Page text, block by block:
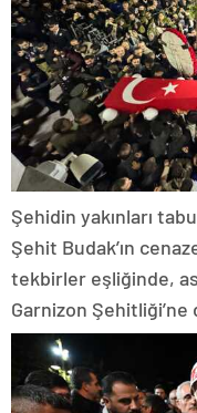
Şehidin yakınları
Şehit Budak’ın
tekbirler eşliğinde,
Garnizon Şehitliği’ne